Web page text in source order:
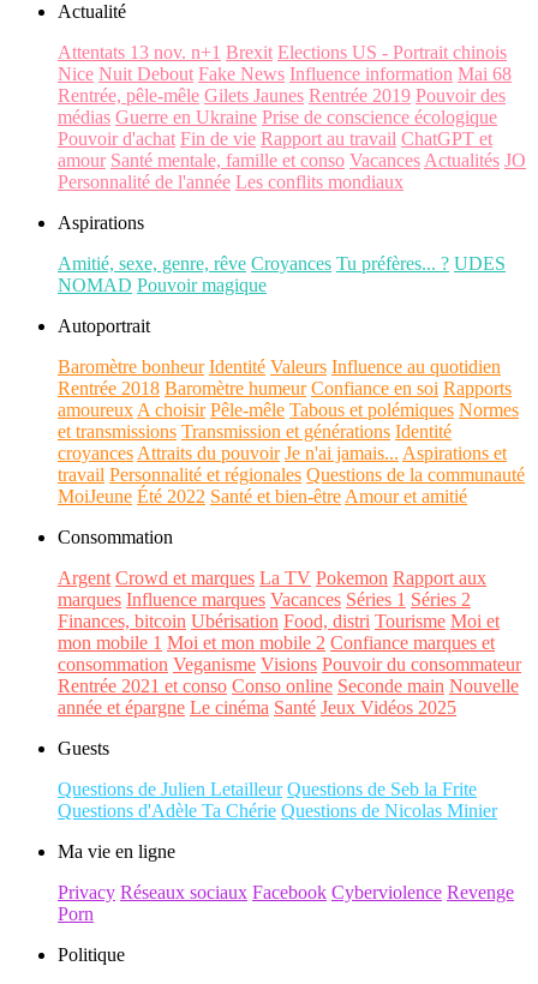
Actualité
Attentats 13 nov. n+1 Brexit Elections US - Portrait chinois
Nice Nuit Debout Fake News Influence information Mai 68
Rentrée, pêle-mêle Gilets Jaunes Rentrée 2019 Pouvoir des
médias Guerre en Ukraine Prise de conscience écologique
Pouvoir d'achat Fin de vie Rapport au travail ChatGPT et
amour Santé mentale, famille et conso Vacances Actualités JO
Personnalité de l'année Les conflits mondiaux
Aspirations
Amitié, sexe, genre, rêve Croyances Tu préfères... ? UDES
NOMAD Pouvoir magique
Autoportrait
Baromètre bonheur Identité Valeurs Influence au quotidien
Rentrée 2018 Baromètre humeur Confiance en soi Rapports
amoureux A choisir Pêle-mêle Tabous et polémiques Normes
et transmissions Transmission et générations Identité
croyances Attraits du pouvoir Je n'ai jamais... Aspirations et
travail Personnalité et régionales Questions de la communauté
MoiJeune Été 2022 Santé et bien-être Amour et amitié
Consommation
Argent Crowd et marques La TV Pokemon Rapport aux
marques Influence marques Vacances Séries 1 Séries 2
Finances, bitcoin Ubérisation Food, distri Tourisme Moi et
mon mobile 1 Moi et mon mobile 2 Confiance marques et
consommation Veganisme Visions Pouvoir du consommateur
Rentrée 2021 et conso Conso online Seconde main Nouvelle
année et épargne Le cinéma Santé Jeux Vidéos 2025
Guests
Questions de Julien Letailleur Questions de Seb la Frite
Questions d'Adèle Ta Chérie Questions de Nicolas Minier
Ma vie en ligne
Privacy Réseaux sociaux Facebook Cyberviolence Revenge
Porn
Politique